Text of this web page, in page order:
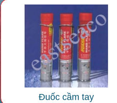
Đuốc cầm tay